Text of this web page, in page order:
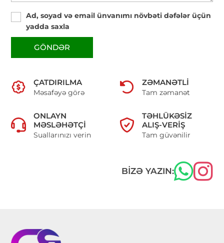
Ad, soyad və email ünvanımı növbəti dəfələr üçün
yadda saxla
GÖNDƏR
ÇATDIRILMA
Məsafəyə görə
ZƏMANƏTLI
Tam zəmanət
ONLAYN
MƏSLƏHƏTÇI
Suallarınızı verin
TƏHLÜKƏSIZ
ALIŞ-VERIŞ
Tam güvənilir
BIZƏ YAZIN: